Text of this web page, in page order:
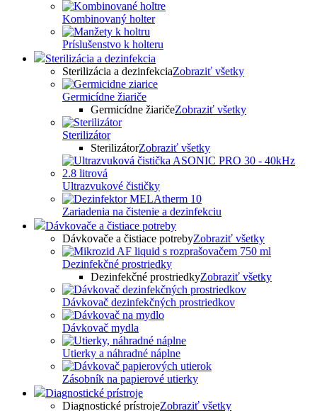
Kombinovaný holter
Príslušenstvo k holteru
Sterilizácia a dezinfekcia
Sterilizácia a dezinfekciaZobraziť všetky
Germicídne žiariče
Germicídne žiaričeZobraziť všetky
Sterilizátor
SterilizátorZobraziť všetky
Ultrazvukové čističky
Zariadenia na čistenie a dezinfekciu
Dávkovače a čistiace potreby
Dávkovače a čistiace potrebyZobraziť všetky
Dezinfekčné prostriedky
Dezinfekčné prostriedkyZobraziť všetky
Dávkovač dezinfekčných prostriedkov
Dávkovač mydla
Utierky a náhradné náplne
Zásobník na papierové utierky
Diagnostické prístroje
Diagnostické prístrojeZobraziť všetky